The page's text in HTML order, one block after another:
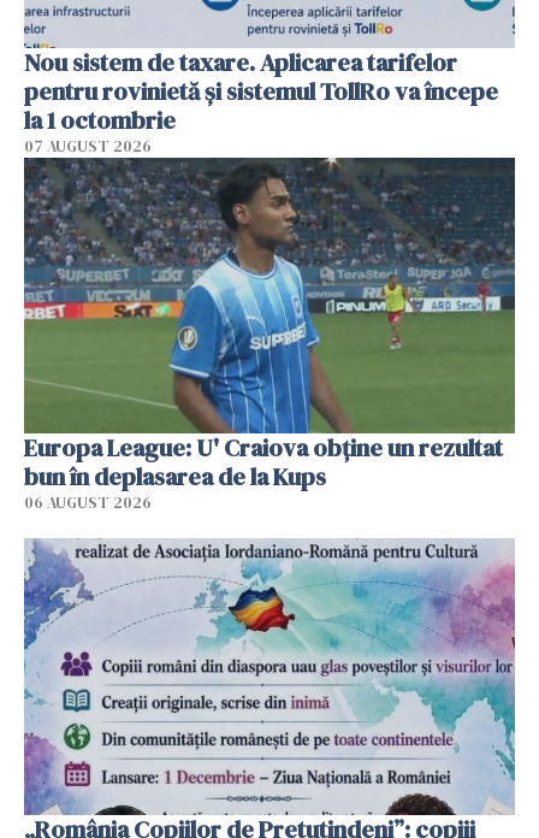
Nou sistem de taxare. Aplicarea tarifelor
pentru rovinietă şi sistemul TollRo va începe
la 1 octombrie
07 AUGUST 2026
Europa League: U' Craiova obține un rezultat
bun în deplasarea de la Kups
06 AUGUST 2026
„România Copiilor de Pretutindeni”: copiii